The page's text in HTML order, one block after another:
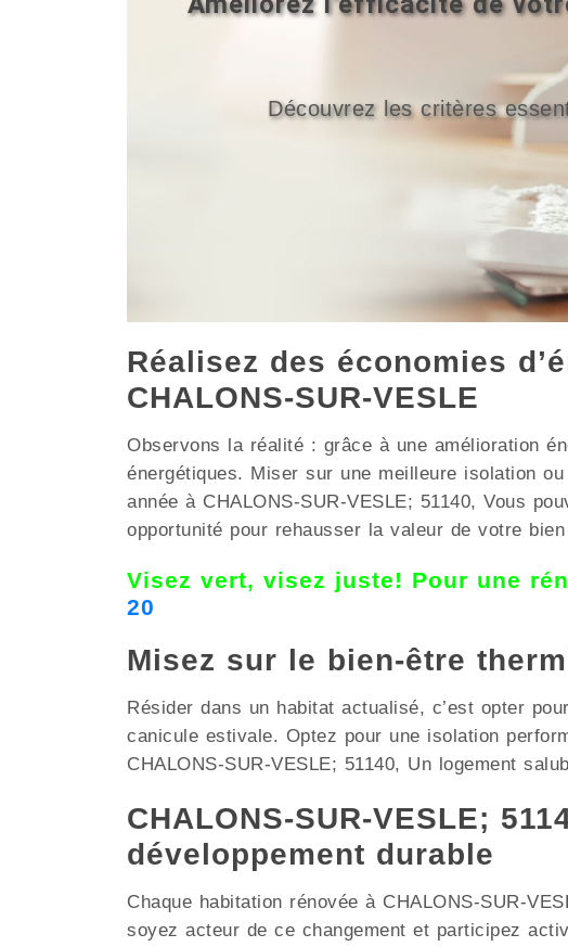
Découvrez les critères
Réalisez des économies
CHALONS-SUR-VESLE
Observons la réalité : grâce à une amélioration
énergétiques. Miser sur une meilleure isolation
année à CHALONS-SUR-VESLE; 51140, Vous
opportunité pour rehausser la valeur de votre
Visez vert, visez juste! Pour une
20
Misez sur le bien-être
Résider dans un habitat actualisé, c’est opter
canicule estivale. Optez pour une isolation
CHALONS-SUR-VESLE; 51140, Un logement
CHALONS-SUR-VESLE;
développement durable
Chaque habitation rénovée à CHALONS-SUR-
soyez acteur de ce changement et participez